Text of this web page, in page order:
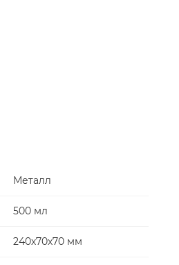
Металл
500 мл
240х70х70 мм